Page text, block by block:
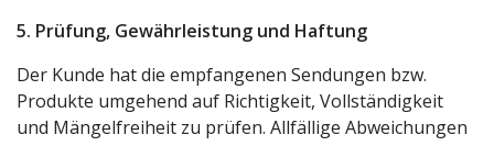
5. Prüfung, Gewährleistung und Haftung
Der Kunde hat die empfangenen Sendungen bzw.
Produkte umgehend auf Richtigkeit, Vollständigkeit
und Mängelfreiheit zu prüfen. Allfällige Abweichungen